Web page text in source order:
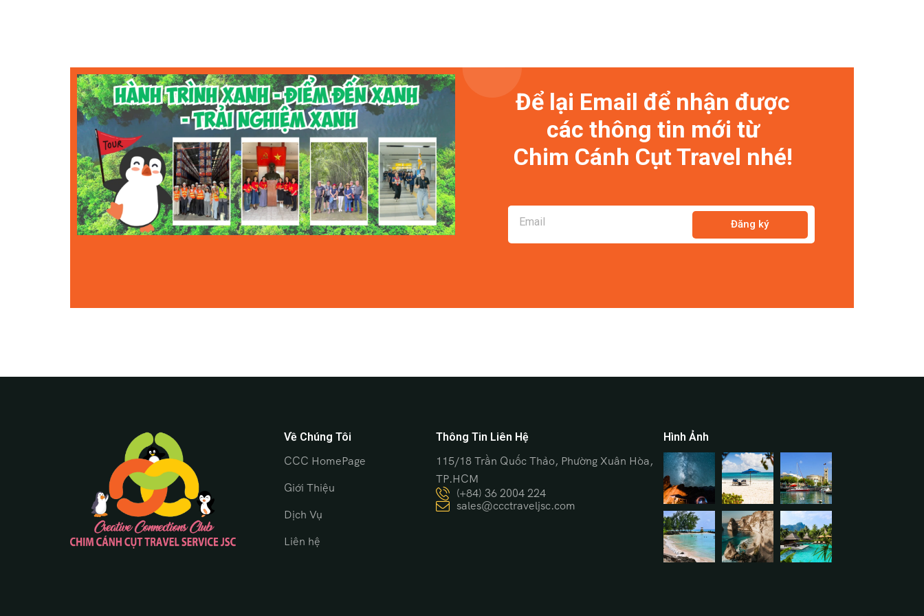
Để lại Email để nhận được
các thông tin mới từ
Chim Cánh Cụt Travel nhé!
Đăng ký
Về Chúng Tôi
CCC HomePage
Giới Thiệu
Dịch Vụ
Liên hệ
Thông Tin Liên Hệ
115/18 Trần Quốc Thảo, Phường Xuân Hòa,
TP.HCM
(+84) 36 2004 224
sales@ccctraveljsc.com
Hình Ảnh